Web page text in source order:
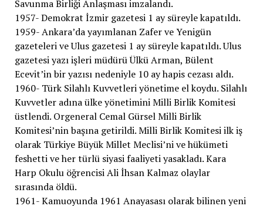
Savunma Birliği Anlaşması imzalandı.
1957- Demokrat İzmir gazetesi 1 ay süreyle kapatıldı.
1959- Ankara’da yayımlanan Zafer ve Yenigün
gazeteleri ve Ulus gazetesi 1 ay süreyle kapatıldı. Ulus
gazetesi yazı işleri müdürü Ülkü Arman, Bülent
Ecevit’in bir yazısı nedeniyle 10 ay hapis cezası aldı.
1960- Türk Silahlı Kuvvetleri yönetime el koydu. Silahlı
Kuvvetler adına ülke yönetimini Milli Birlik Komitesi
üstlendi. Orgeneral Cemal Gürsel Milli Birlik
Komitesi’nin başına getirildi. Milli Birlik Komitesi ilk iş
olarak Türkiye Büyük Millet Meclisi’ni ve hükümeti
feshetti ve her türlü siyasi faaliyeti yasakladı. Kara
Harp Okulu öğrencisi Ali İhsan Kalmaz olaylar
sırasında öldü.
1961- Kamuoyunda 1961 Anayasası olarak bilinen yeni